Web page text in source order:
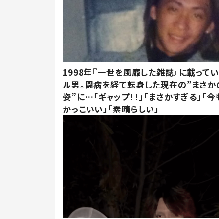
1998年『一世を風靡した雑誌』に載って
ル男。闘病を経て転身した現在の”まさか
姿”に…「ギャップ！！」「まさかすぎる」「
かっこいい」「素晴らしい」